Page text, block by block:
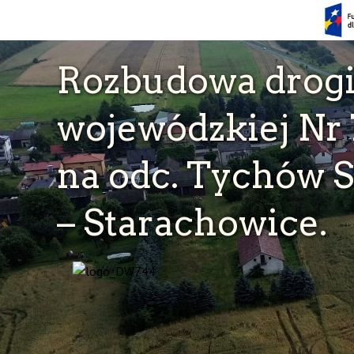
Skip
to
main
Rozbudowa
wojewódzkiej Nr
na odc. Tychów
– Starachowice.